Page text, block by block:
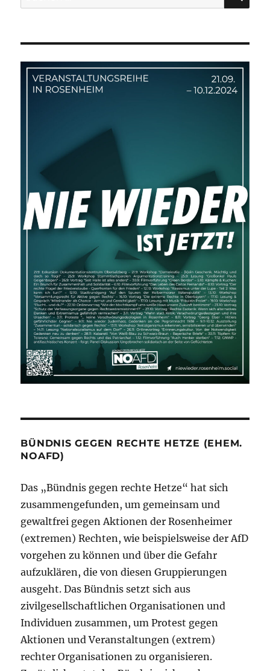
nach:
BÜNDNIS GEGEN RECHTE HETZE (EHEM.
NOAFD)
Das „Bündnis gegen rechte Hetze“ hat sich
zusammengefunden, um gemeinsam und
gewaltfrei gegen Aktionen der Rosenheimer
(extremen) Rechten, wie beispielsweise der AfD
vorgehen zu können und über die Gefahr
aufzuklären, die von diesen Gruppierungen
ausgeht. Das Bündnis setzt sich aus
zivilgesellschaftlichen Organisationen und
Individuen zusammen, um Protest gegen
Aktionen und Veranstaltungen (extrem)
rechter Organisationen zu organisieren.